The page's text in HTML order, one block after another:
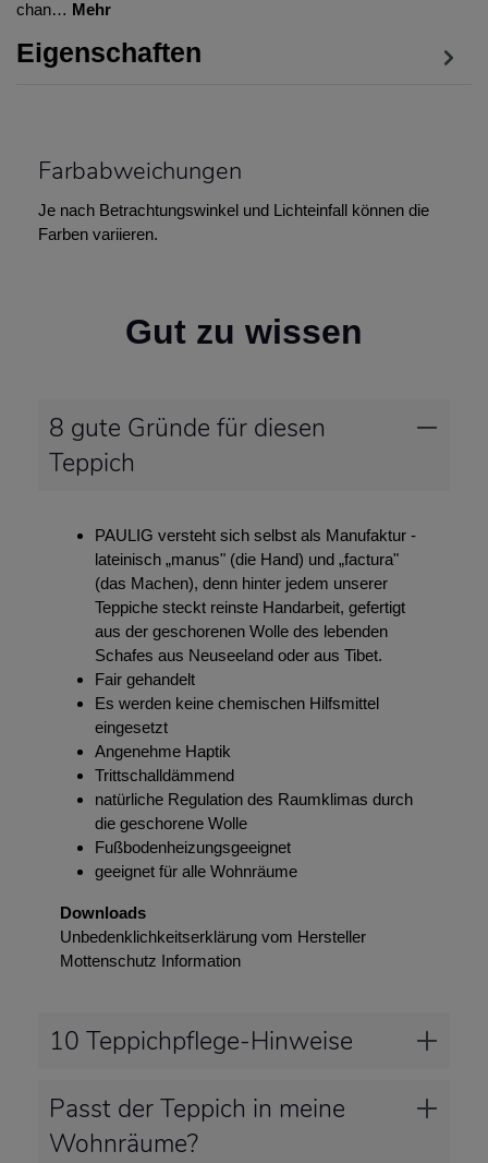
chan… Mehr
Eigenschaften
Farbabweichungen
Je nach Betrachtungswinkel und Lichteinfall können die
Farben variieren.
Gut zu wissen
8 gute Gründe für diesen
Teppich
PAULIG versteht sich selbst als Manufaktur -
lateinisch „manus" (die Hand) und „factura"
(das Machen), denn hinter jedem unserer
Teppiche steckt reinste Handarbeit, gefertigt
aus der geschorenen Wolle des lebenden
Schafes aus Neuseeland oder aus Tibet.
Fair gehandelt
Es werden keine chemischen Hilfsmittel
eingesetzt
Angenehme Haptik
Trittschalldämmend
natürliche Regulation des Raumklimas durch
die geschorene Wolle
Fußbodenheizungsgeeignet
geeignet für alle Wohnräume
Downloads
Unbedenklichkeitserklärung vom Hersteller
Mottenschutz Information
10 Teppichpflege-Hinweise
Passt der Teppich in meine
Wohnräume?